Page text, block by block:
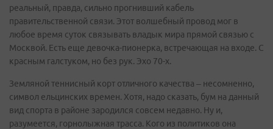
реальный, правда, сильно прогнивший кабель
правительственной связи. Этот волшебный провод мог в
любое время суток связывать владык мира прямой связью с
Москвой. Есть еще девочка-пионерка, встречающая на входе. С
красным галстуком, но без рук. Эхо 70-х.
Земляной теннисный корт отличного качества – несомненно,
символ ельцинских времен. Хотя, надо сказать, бум на данный
вид спорта в районе зародился совсем недавно. Ну и,
разумеется, горнолыжная трасса. Кого из политиков она